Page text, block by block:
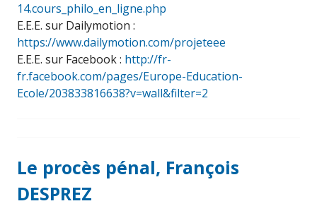
14.cours_philo_en_ligne.php
E.E.E. sur Dailymotion :
https://www.dailymotion.com/projeteee
E.E.E. sur Facebook : http://fr-
fr.facebook.com/pages/Europe-Education-
Ecole/203833816638?v=wall&filter=2
Le procès pénal, François
DESPREZ